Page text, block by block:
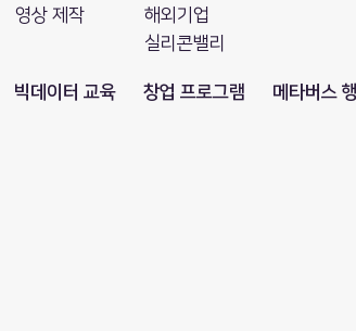
영상 제작
해외기업
​실리콘밸리
빅데이터 교육 창업 프로그램 메타버스